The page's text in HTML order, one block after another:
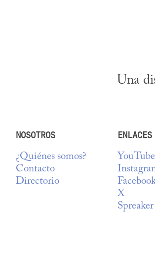
Una
NOSOTROS
¿Quiénes somos?
Contacto
Directorio
YouTube
X
Spreaker